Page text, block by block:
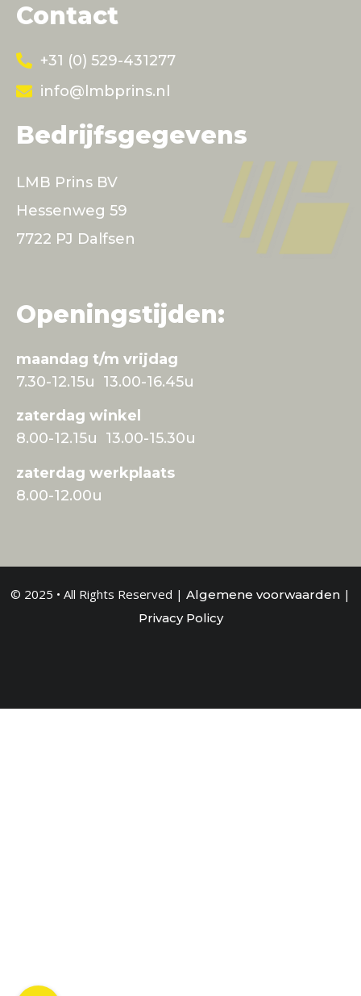
Contact
+31 (0) 529-431277
info@lmbprins.nl
Bedrijfsgegevens
LMB Prins BV
Hessenweg 59
7722 PJ Dalfsen
Openingstijden:
maandag t/m vrijdag
7.30-12.15u 13.00-16.45u
zaterdag winkel
8.00-12.15u 13.00-15.30u
zaterdag werkplaats
8.00-12.00u
© 2025 • All Rights Reserved | Algemene voorwaarden |
Privacy Policy